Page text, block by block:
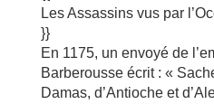
Les Assassins vus par
}}
En 1175, un envoyé de
Barberousse écrit : «
Damas, d’Antioche et